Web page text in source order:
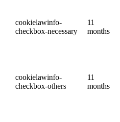
cookielawinfo-
checkbox-necessary
11
months
cookielawinfo-
checkbox-others
11
months